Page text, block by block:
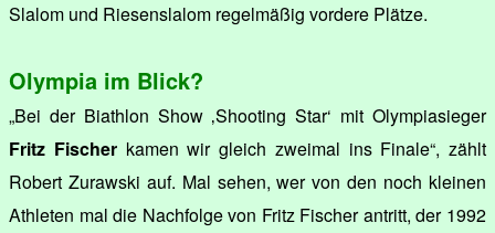
Slalom und Riesenslalom regelmäßig vordere Plätze.
Olympia im Blick?
„Bei der Biathlon Show ‚Shooting Star‘ mit Olympiasieger
Fritz Fischer kamen wir gleich zweimal ins Finale“, zählt
Robert Zurawski auf. Mal sehen, wer von den noch kleinen
Athleten mal die Nachfolge von Fritz Fischer antritt, der 1992